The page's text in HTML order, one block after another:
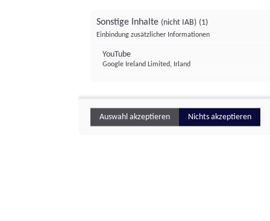
Sonstige Inhalte (nicht IAB) (1)
Einbindung zusätzlicher Informationen
YouTube
Google Ireland Limited, Irland
Auswahl akzeptieren Nichts akzeptieren